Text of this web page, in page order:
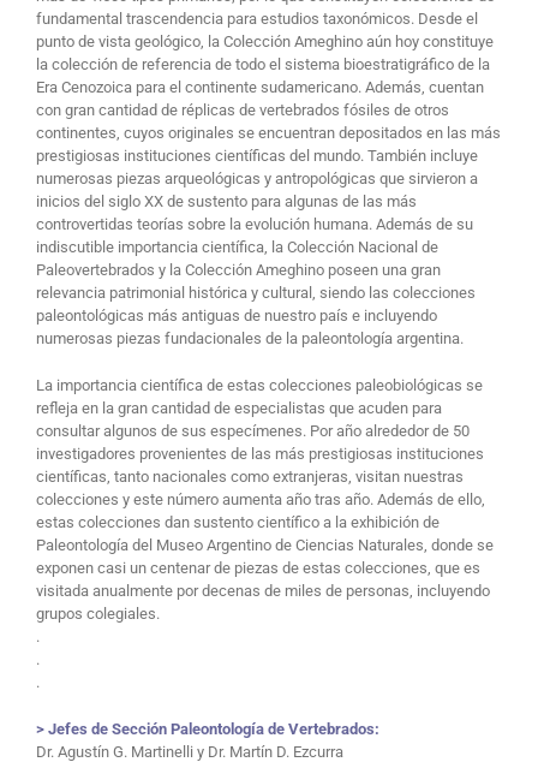
fundamental trascendencia para estudios taxonómicos. Desde el
punto de vista geológico, la Colección Ameghino aún hoy constituye
la colección de referencia de todo el sistema bioestratigráfico de la
Era Cenozoica para el continente sudamericano. Además, cuentan
con gran cantidad de réplicas de vertebrados fósiles de otros
continentes, cuyos originales se encuentran depositados en las más
prestigiosas instituciones científicas del mundo. También incluye
numerosas piezas arqueológicas y antropológicas que sirvieron a
inicios del siglo XX de sustento para algunas de las más
controvertidas teorías sobre la evolución humana. Además de su
indiscutible importancia científica, la Colección Nacional de
Paleovertebrados y la Colección Ameghino poseen una gran
relevancia patrimonial histórica y cultural, siendo las colecciones
paleontológicas más antiguas de nuestro país e incluyendo
numerosas piezas fundacionales de la paleontología argentina.
La importancia científica de estas colecciones paleobiológicas se
refleja en la gran cantidad de especialistas que acuden para
consultar algunos de sus especímenes. Por año alrededor de 50
investigadores provenientes de las más prestigiosas instituciones
científicas, tanto nacionales como extranjeras, visitan nuestras
colecciones y este número aumenta año tras año. Además de ello,
estas colecciones dan sustento científico a la exhibición de
Paleontología del Museo Argentino de Ciencias Naturales, donde se
exponen casi un centenar de piezas de estas colecciones, que es
visitada anualmente por decenas de miles de personas, incluyendo
grupos colegiales.
.
.
.
> Jefes de Sección Paleontología de Vertebrados:
Dr. Agustín G. Martinelli y Dr. Martín D. Ezcurra